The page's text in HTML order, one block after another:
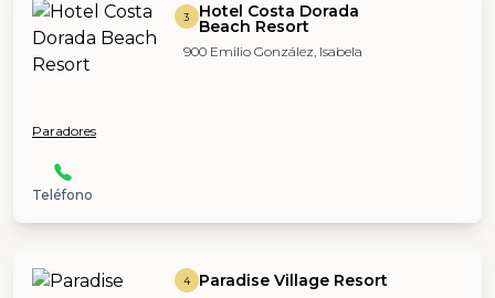
3 Hotel Costa Dorada
Beach Resort
900 Emilio González, Isabela
Paradores
Teléfono
4 Paradise Village Resort